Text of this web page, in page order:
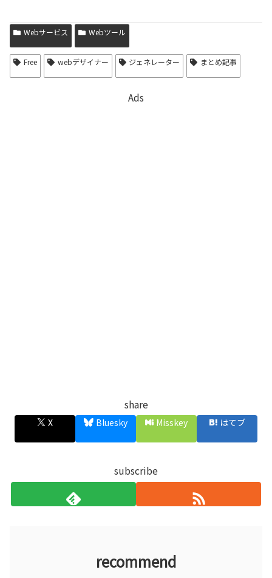
Webサービス Webツール
Free webデザイナー ジェネレーター まとめ記事
Ads
share
X Bluesky Misskey はてブ
subscribe
recommend